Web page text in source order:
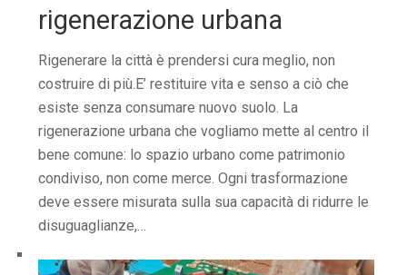
rigenerazione urbana
Rigenerare la città è prendersi cura meglio, non
costruire di più.E’ restituire vita e senso a ciò che
esiste senza consumare nuovo suolo. La
rigenerazione urbana che vogliamo mette al centro il
bene comune: lo spazio urbano come patrimonio
condiviso, non come merce. Ogni trasformazione
deve essere misurata sulla sua capacità di ridurre le
disuguaglianze,…